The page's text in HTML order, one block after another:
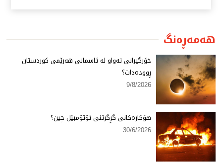
هەمەڕەنگ
خۆرگیرانی تەواو لە ئاسمانی هەرێمی كوردستان
ڕوودەدات؟
9/8/2026
هۆكارەكانی گڕگرتنی ئۆتۆمبێل چین؟
30/6/2026